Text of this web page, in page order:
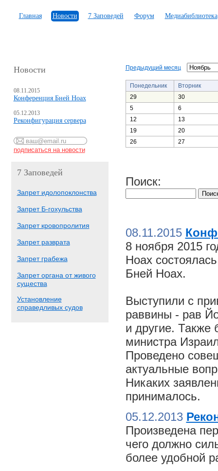
Главная Новости 7 Заповедей Форум Медиабиблиотека
Новости
08.11.2015
Конференция Бней Ноах
05.12.2013
Реконфигурация сервера
7 Заповедей
Запрет идолопоклонства
Запрет Б-гохульства
Запрет кровопролития
Запрет разврата
Запрет грабежа
Запрет органа от живого
существа
Установление
справедливых судов
Предыдущий месяц
Понедельник
Вторник
29
30
5
6
12
13
19
20
26
27
Поиск:
08.11.2015
8 ноября 2015
Ноах
Бней Ноах.
Выступили с
раввины - рав
и другие. Также
министра
Проведено
актуальные
Никаких
принималось.
05.12.2013
Произведена
чего должно
более удобной